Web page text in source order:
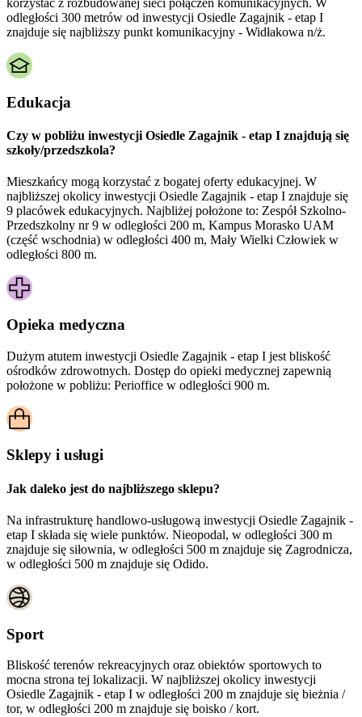
odległości 300 metrów od inwestycji Osiedle Zagajnik - etap I
znajduje się najbliższy punkt komunikacyjny - Widłakowa n/ż.
Edukacja
Czy w pobliżu inwestycji Osiedle Zagajnik - etap I znajdują się
szkoły/przedszkola?
Mieszkańcy mogą korzystać z bogatej oferty edukacyjnej. W
najbliższej okolicy inwestycji Osiedle Zagajnik - etap I znajduje się
9 placówek edukacyjnych. Najbliżej położone to: Zespół Szkolno-
Przedszkolny nr 9 w odległości 200 m, Kampus Morasko UAM
(część wschodnia) w odległości 400 m, Mały Wielki Człowiek w
odległości 800 m.
Opieka medyczna
Dużym atutem inwestycji Osiedle Zagajnik - etap I jest bliskość
ośrodków zdrowotnych. Dostęp do opieki medycznej zapewnią
położone w pobliżu: Perioffice w odległości 900 m.
Sklepy i usługi
Jak daleko jest do najbliższego sklepu?
Na infrastrukturę handlowo-usługową inwestycji Osiedle Zagajnik -
etap I składa się wiele punktów. Nieopodal, w odległości 300 m
znajduje się siłownia, w odległości 500 m znajduje się Zagrodnicza,
w odległości 500 m znajduje się Odido.
Sport
Bliskość terenów rekreacyjnych oraz obiektów sportowych to
mocna strona tej lokalizacji. W najbliższej okolicy inwestycji
Osiedle Zagajnik - etap I w odległości 200 m znajduje się bieżnia /
tor, w odległości 200 m znajduje się boisko / kort.